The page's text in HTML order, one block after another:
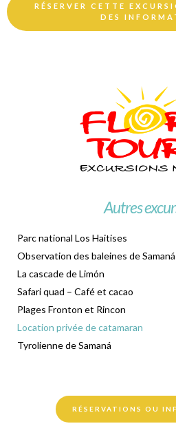
RÉSERVER CETTE
DES
Autres
Parc national Los Haitises
Observation des baleines de Samaná
La cascade de Limón
Safari quad – Café et cacao
Plages Fronton et Rincon
Location privée de catamaran
Tyrolienne de Samaná
RÉSERVATIONS OU